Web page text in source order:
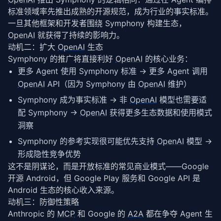
标准领域率先推出成熟的开源规范，成为行业的事实标准。
一旦其他框架和开发者围绕 Symphony 构建生态，
OpenAI 就获得了持续的影响力。
动机二：扩大 OpenAI 生态
Symphony 的推广将直接利好 OpenAI 的核心业务：
更多 Agent 使用 Symphony 标准 → 更多 Agent 调用
OpenAI API（因为 Symphony 由 OpenAI 维护）
Symphony 成为事实标准 → 非 OpenAI 模型也需要适
配 Symphony → OpenAI 获得更多生态数据和使用模式
洞察
Symphony 的参考实现很可能优先支持 OpenAI 模型 →
形成隐性竞争优势
这不是阴谋论，而是开放标准的常见商业模式——Google
开源 Android，但 Google Play 服务和 Google API 是
Android 生态的核心收入来源。
动机三：防御性策略
Anthropic 的 MCP 和 Google 的 A2A 都在争夺 Agent 生